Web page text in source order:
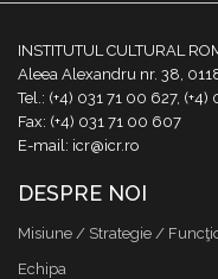
INSTITUTUL CULTURAL
Aleea Alexandru nr. 38,
Tel.: (+4) 031 71 00 627,
Fax: (+4) 031 71 00 607
E-mail: icr@icr.ro
DESPRE NOI
Misiune / Strategie /
Echipa